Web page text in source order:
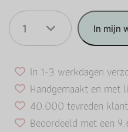
1 In mijn
In 1-3 werkdagen
Handgemaakt en met
40.000 tevreden
Beoordeeld met een